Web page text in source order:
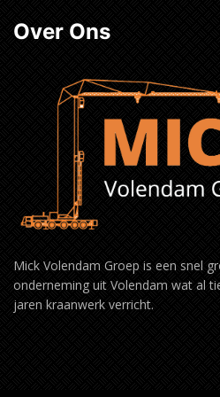
Over Ons
Mick Volendam Groep is een snel
onderneming uit Volendam wat al
jaren kraanwerk verricht.